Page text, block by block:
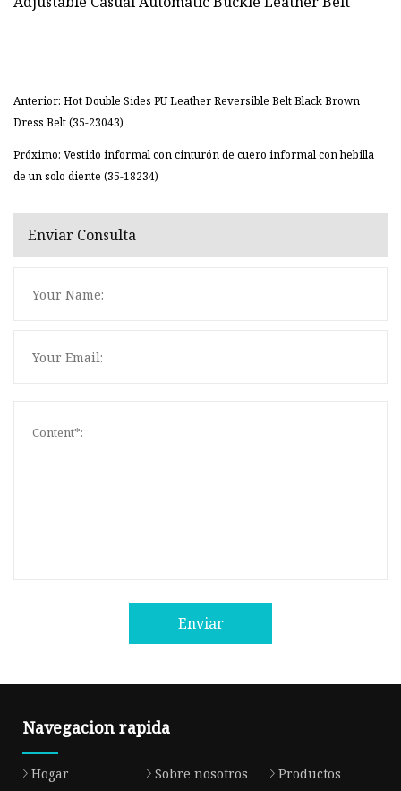
Anterior: Hot Double Sides PU Leather Reversible Belt Black Brown
Dress Belt (35-23043)
Próximo: Vestido informal con cinturón de cuero informal con hebilla
de un solo diente (35-18234)
Enviar Consulta
Enviar
Navegacion rapida
Hogar Sobre nosotros
Productos